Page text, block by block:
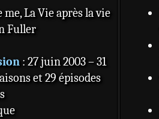
me, La Vie après la vie
Fuller
: 27 juin 2003 – 31
et 29 épisodes